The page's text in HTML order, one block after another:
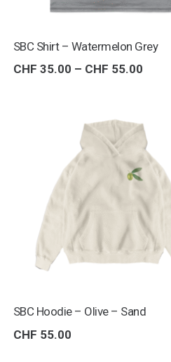
SBC Shirt – Watermelon Grey
CHF 35.00 – CHF 55.00
CHF
SBC Hoodie – Olive – Sand
CHF 55.00